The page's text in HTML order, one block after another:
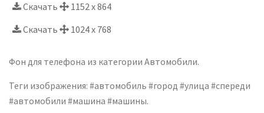
Скачать
1152 x 864
Скачать
1024 x 768
Фон для телефона из категории Автомобили.
Теги изображения: #автомобиль #город #улица #спереди
#автомобили #машина #машины.